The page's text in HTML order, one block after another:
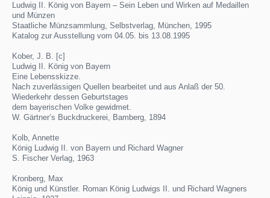
Ludwig II. König von Bayern – Sein Leben und Wirken auf Medaillen
und Münzen
Staatliche Münzsammlung, Selbstverlag, München, 1995
Katalog zur Ausstellung vom 04.05. bis 13.08.1995
Kober, J. B. [c]
Ludwig II. König von Bayern
Eine Lebensskizze.
Nach zuverlässigen Quellen bearbeitet und aus Anlaß der 50.
Wiederkehr dessen Geburtstages
dem bayerischen Volke gewidmet.
W. Gärtner’s Buckdruckerei, Bamberg, 1894
Kolb, Annette
König Ludwig II. von Bayern und Richard Wagner
S. Fischer Verlag, 1963
Kronberg, Max
König und Künstler. Roman König Ludwigs II. und Richard Wagners